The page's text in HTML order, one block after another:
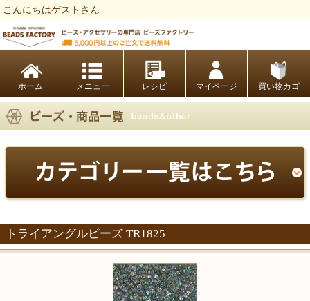
こんにちはゲストさん
ホーム レシピ マイページ 買い物カゴ
トライアングルビーズ TR1825